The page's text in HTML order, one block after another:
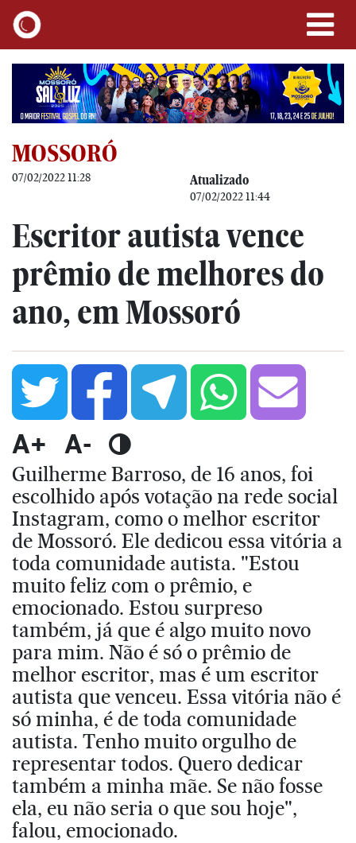
MOSSORÓ
07/02/2022 11:28 Atualizado
07/02/2022 11:44
Escritor autista vence
prêmio de melhores do
ano, em Mossoró
A+ A-
Guilherme Barroso, de 16 anos, foi
escolhido após votação na rede social
Instagram, como o melhor escritor
de Mossoró. Ele dedicou essa vitória a
toda comunidade autista. "Estou
muito feliz com o prêmio, e
emocionado. Estou surpreso
também, já que é algo muito novo
para mim. Não é só o prêmio de
melhor escritor, mas é um escritor
autista que venceu. Essa vitória não é
só minha, é de toda comunidade
autista. Tenho muito orgulho de
representar todos. Quero dedicar
também a minha mãe. Se não fosse
ela, eu não seria o que sou hoje",
falou, emocionado.